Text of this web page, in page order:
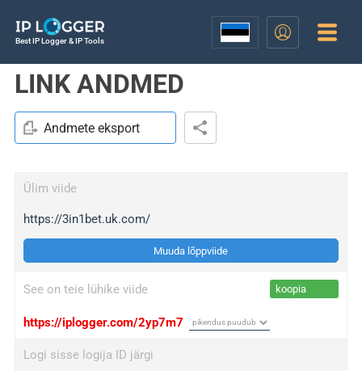
Best IP Logger & IP Tools
LINK ANDMED
Andmete eksport
Ülim viide
https://3in1bet.uk.com/
Muuda lõppviide
See on teie lühike viide koopia
https://iplogger.com/2yp7m7
Logi sisse logija ID järgi